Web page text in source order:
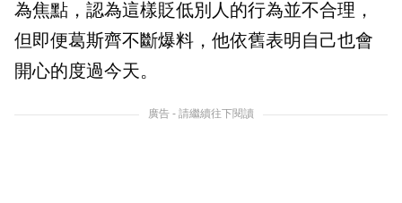
為焦點，認為這樣貶低別人的行為並不合理，
但即便葛斯齊不斷爆料，他依舊表明自己也會
開心的度過今天。
廣告 - 請繼續往下閱讀